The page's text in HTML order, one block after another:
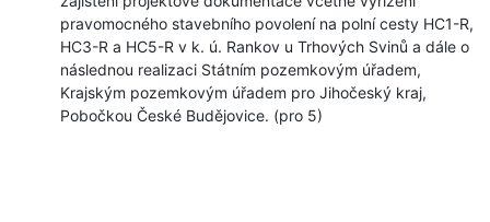
pravomocného stavebního povolení na polní cesty HC1-R,
HC3-R a HC5-R v k. ú. Rankov u Trhových Svinů a dále o
následnou realizaci Státním pozemkovým úřadem,
Krajským pozemkovým úřadem pro Jihočeský kraj,
Pobočkou České Budějovice. (pro 5)